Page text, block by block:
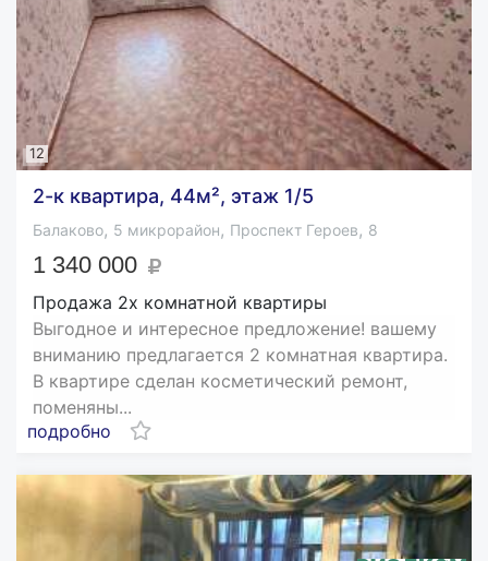
12
2-к квартира, 44м², этаж 1/5
Балаково, 5 микрорайон, Проспект Героев, 8
1 340 000
Продажа 2х комнатной квартиры
Выгодное и интересное предложение! вашему
вниманию предлагается 2 комнатная квартира.
В квартире сделан косметический ремонт,
поменяны...
подробно